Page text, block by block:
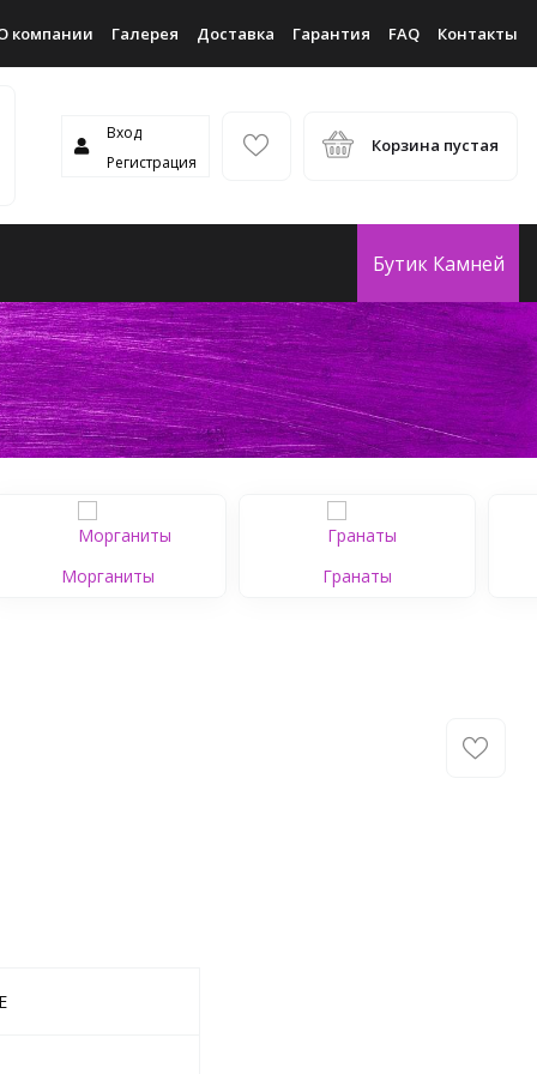
компании Галерея Доставка Гарантия FAQ Контакты
Вход
Регистрация
Корзина пустая
Бутик Камней
Морганиты Гранаты